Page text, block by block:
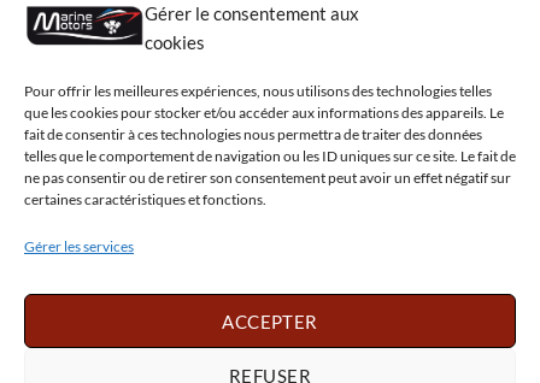
Gérer le consentement aux
cookies
Pour offrir les meilleures expériences, nous utilisons des technologies telles
que les cookies pour stocker et/ou accéder aux informations des appareils. Le
fait de consentir à ces technologies nous permettra de traiter des données
telles que le comportement de navigation ou les ID uniques sur ce site. Le fait de
ne pas consentir ou de retirer son consentement peut avoir un effet négatif sur
certaines caractéristiques et fonctions.
Gérer les services
ACCEPTER
REFUSER
Mentions légales
Déclaration de confidentialité (UE)
Visa PayPal
English Deutsch